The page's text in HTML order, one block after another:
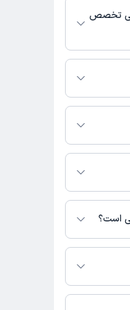
کاربر آزاد
با مشاوره
تخصص
فعالیت
است؟
نیست.
دارند.